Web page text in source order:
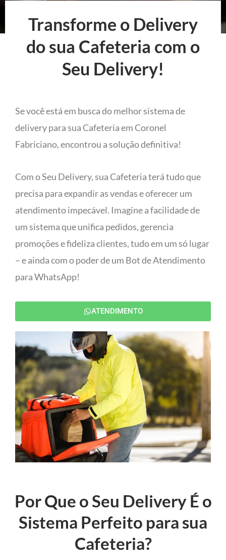
Transforme o Delivery
do sua Cafeteria com o
Seu Delivery!
Se você está em busca do melhor sistema de
delivery para sua Cafeteria em Coronel
Fabriciano, encontrou a solução definitiva!
Com o Seu Delivery, sua Cafeteria terá tudo que
precisa para expandir as vendas e oferecer um
atendimento impecável. Imagine a facilidade de
um sistema que unifica pedidos, gerencia
promoções e fideliza clientes, tudo em um só lugar
– e ainda com o poder de um Bot de Atendimento
para WhatsApp!
ATENDIMENTO
Por Que o Seu Delivery É o
Sistema Perfeito para sua
Cafeteria?